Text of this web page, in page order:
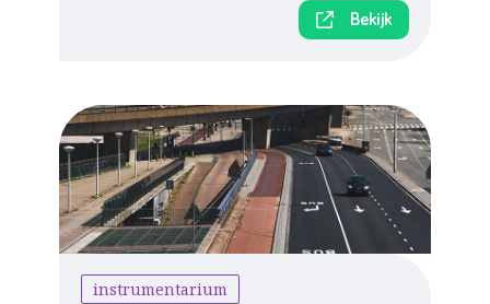
Bekijk
instrumentarium